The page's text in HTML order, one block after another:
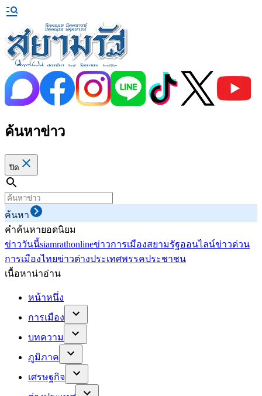
ค้นหาข่าว
ปิด
ค้นหา
คำค้นหายอดนิยม
ข่าววันนี้siamrathonlineข่าวการเมืองสยามรัฐออนไลน์ข่าวด่วน
การเมืองไทยข่าวต่างประเทศพรรคประชาชน
เนื้อหาน่าอ่าน
หน้าหนึ่ง
การเมือง
บทความ
ภูมิภาค
เศรษฐกิจ